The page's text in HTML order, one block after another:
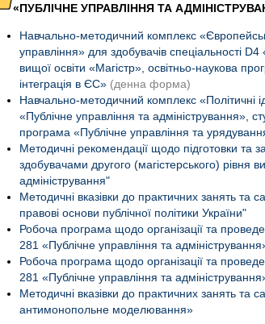
«ПУБЛІЧНЕ УПРАВЛІННЯ ТА
Навчально-методичний комплекс
управління» для здобувачів спеціальності
вищої освіти «Магістр», освітньо-наукова
інтеграція в ЄС» (денна форма)
Навчально-методичний комплекс «Політичні
«Публічне управління та адміністрування»,
програма «Публічне управління та
Методичні рекомендації щодо підготовки та
здобувачами другого (магістерського) рівня
адміністрування"
Методичні вказівки до практичних занять та
правові основи публічної політики України"
Робоча програма щодо організації та
281 «Публічне управління та
Робоча програма щодо організації та
281 «Публічне управління та
Методичні вказівки до практичних занять та
антимонопольне моделювання»